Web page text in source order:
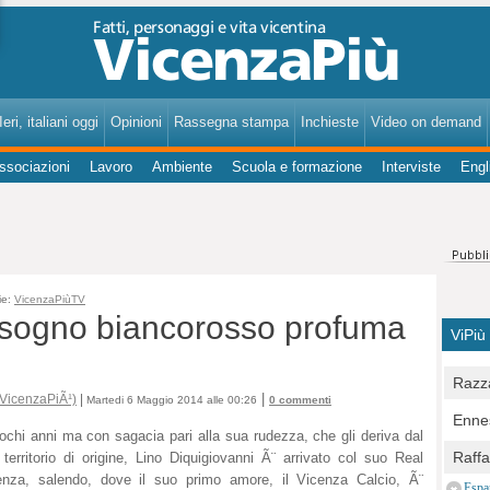
italiani oggi Opinioni Rassegna stampa Inchieste Video on demand
Lavoro Ambiente Scuola e formazione Interviste
VicenzaPiùTV
biancorosso profuma
| Martedi 6 Maggio 2014 alle 00:26 0 commenti
anni ma con sagacia pari alla sua rudezza, che gli deriva dal
di origine, Lino Diquigiovanni Ã¨ arrivato col suo Real
salendo, dove il suo primo amore, il Vicenza Calcio, Ã¨
ViPiù
per
E